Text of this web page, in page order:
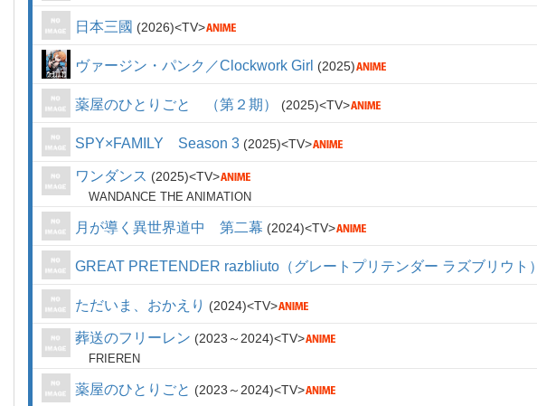
日本三國 2026 TV
ヴァージン・パンク／Clockwork Girl 2025
薬屋のひとりごと （第２期） 2025 TV
SPY×FAMILY Season 3 2025 TV
ワンダンス 2025 TV
WANDANCE THE ANIMATION
月が導く異世界道中 第二幕 2024 TV
GREAT PRETENDER razbliuto（グレートプリテンダー ラズブリウト）
ただいま、おかえり 2024 TV
葬送のフリーレン 2023～2024 TV
FRIEREN
薬屋のひとりごと 2023～2024 TV